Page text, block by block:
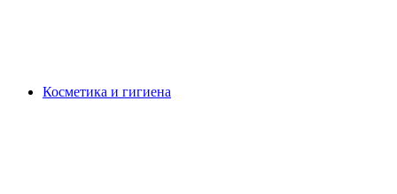
Косметика и гигиена